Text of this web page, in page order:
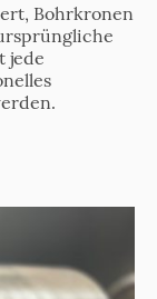
Bohrkronen
jede